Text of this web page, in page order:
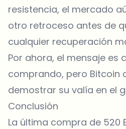
resistencia, el mercado
otro retroceso antes de
cualquier recuperación
Por ahora, el mensaje es
comprando, pero Bitcoin
demostrar su valía en el
Conclusión
La última compra de 520